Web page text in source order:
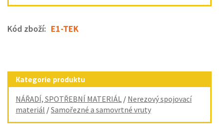
Kód zboží: E1-TEK
Kategorie produktu
NÁŘADÍ, SPOTŘEBNÍ MATERIÁL / Nerezový spojovací
materiál /Samořezné a samovrtné vruty